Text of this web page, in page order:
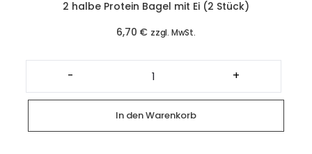
2 halbe Protein Bagel mit Ei (2 Stück)
6,70 € zzgl. MwSt.
-
2
halbe
Protein
Bagel
mit
Ei
(2
Stück)
+
In den Warenkorb